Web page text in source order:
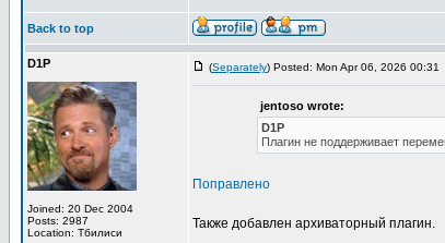
Back to top
D1P
Joined: 20 Dec 2004
Posts: 2987
Location: Тбилиси
(Separately) Posted: Mon Apr 06, 2026 00:31
jentoso wrote:
D1P
Плагин не поддерживает
Поправлено
Также добавлен архиваторный плагин.